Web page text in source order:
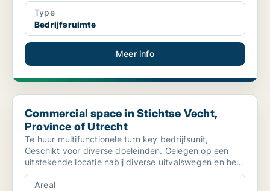
Type
Bedrijfsruimte
Meer info
Commercial space in Stichtse Vecht, Province of Utrecht
Commercial space in Stichtse Vecht,
Province of Utrecht
Te huur multifunctionele turn key bedrijfsunit,
Geschikt voor diverse doeleinden. Gelegen op een
uitstekende locatie nabij diverse uitvalswegen en het
...
Areal